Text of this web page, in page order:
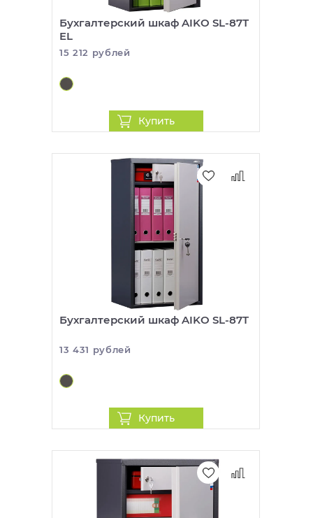
Бухгалтерский шкаф AIKO SL-87Т
EL
15 212 рублей
Купить
Бухгалтерский шкаф AIKO SL-87T
13 431 рублей
Купить